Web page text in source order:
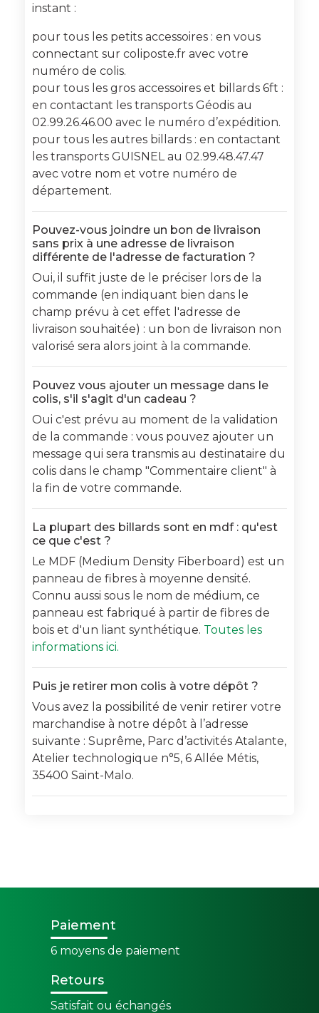
instant :
pour tous les petits accessoires : en vous
connectant sur coliposte.fr avec votre
numéro de colis.
pour tous les gros accessoires et billards 6ft :
en contactant les transports Géodis au
02.99.26.46.00 avec le numéro d’expédition.
pour tous les autres billards : en contactant
les transports GUISNEL au 02.99.48.47.47
avec votre nom et votre numéro de
département.
Pouvez-vous joindre un bon de livraison
sans prix à une adresse de livraison
différente de l'adresse de facturation ?
Oui, il suffit juste de le préciser lors de la
commande (en indiquant bien dans le
champ prévu à cet effet l'adresse de
livraison souhaitée) : un bon de livraison non
valorisé sera alors joint à la commande.
Pouvez vous ajouter un message dans le
colis, s'il s'agit d'un cadeau ?
Oui c'est prévu au moment de la validation
de la commande : vous pouvez ajouter un
message qui sera transmis au destinataire du
colis dans le champ "Commentaire client" à
la fin de votre commande.
La plupart des billards sont en mdf : qu'est
ce que c'est ?
Le MDF (Medium Density Fiberboard) est un
panneau de fibres à moyenne densité.
Connu aussi sous le nom de médium, ce
panneau est fabriqué à partir de fibres de
bois et d'un liant synthétique. Toutes les
informations ici.
Puis je retirer mon colis à votre dépôt ?
Vous avez la possibilité de venir retirer votre
marchandise à notre dépôt à l’adresse
suivante : Suprême, Parc d’activités Atalante,
Atelier technologique n°5, 6 Allée Métis,
35400 Saint-Malo.
Paiement
6 moyens de paiement
Retours
Satisfait ou échangés